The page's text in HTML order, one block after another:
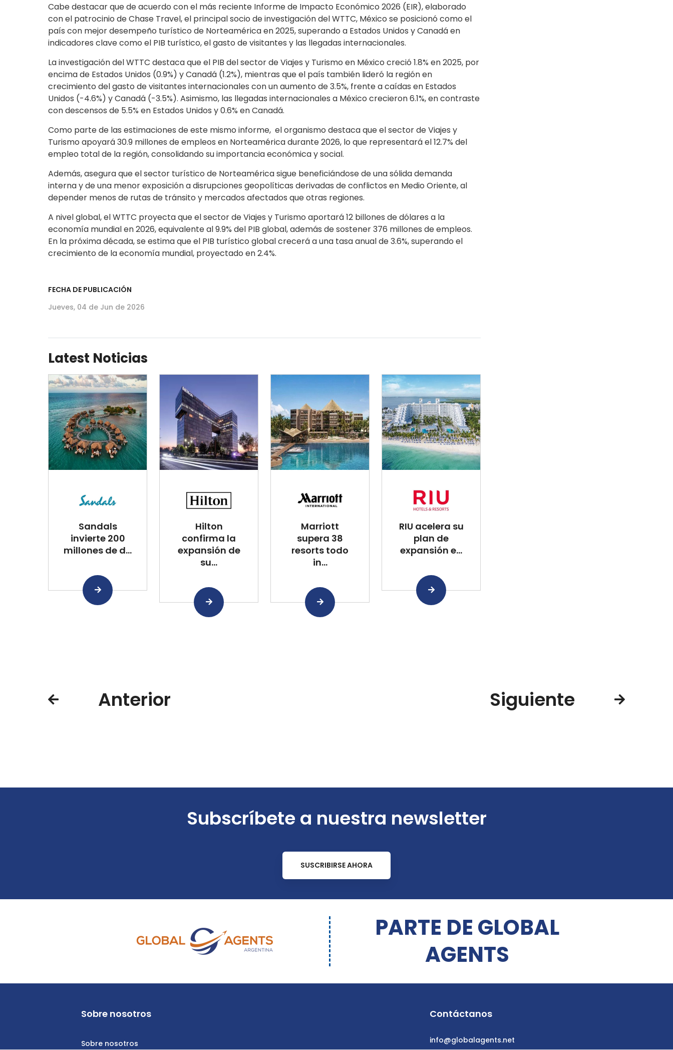
Cabe destacar que de acuerdo con el más reciente Informe de Impacto Económico 2026 (EIR), elaborado
con el patrocinio de Chase Travel, el principal socio de investigación del WTTC, México se posicionó como el
país con mejor desempeño turístico de Norteamérica en 2025, superando a Estados Unidos y Canadá en
indicadores clave como el PIB turístico, el gasto de visitantes y las llegadas internacionales.
La investigación del WTTC destaca que el PIB del sector de Viajes y Turismo en México creció 1.8% en 2025, por
encima de Estados Unidos (0.9%) y Canadá (1.2%), mientras que el país también lideró la región en
crecimiento del gasto de visitantes internacionales con un aumento de 3.5%, frente a caídas en Estados
Unidos (-4.6%) y Canadá (-3.5%). Asimismo, las llegadas internacionales a México crecieron 6.1%, en contraste
con descensos de 5.5% en Estados Unidos y 0.6% en Canadá.
Como parte de las estimaciones de este mismo informe, el organismo destaca que el sector de Viajes y
Turismo apoyará 30.9 millones de empleos en Norteamérica durante 2026, lo que representará el 12.7% del
empleo total de la región, consolidando su importancia económica y social.
Además, asegura que el sector turístico de Norteamérica sigue beneficiándose de una sólida demanda
interna y de una menor exposición a disrupciones geopolíticas derivadas de conflictos en Medio Oriente, al
depender menos de rutas de tránsito y mercados afectados que otras regiones.
A nivel global, el WTTC proyecta que el sector de Viajes y Turismo aportará 12 billones de dólares a la
economía mundial en 2026, equivalente al 9.9% del PIB global, además de sostener 376 millones de empleos.
En la próxima década, se estima que el PIB turístico global crecerá a una tasa anual de 3.6%, superando el
crecimiento de la economía mundial, proyectado en 2.4%.
FECHA DE PUBLICACIÓN
Jueves, 04 de Jun de 2026
Latest Noticias
Sandals
invierte 200
millones de d...
Hilton
confirma la
expansión de
su...
Marriott
supera 38
resorts todo
in...
RIU acelera su
plan de
expansión e...
Anterior Siguiente
Subscríbete a nuestra newsletter
SUSCRIBIRSE AHORA
PARTE DE GLOBAL
AGENTS
Sobre nosotros
Sobre nosotros
Contáctanos
info@globalagents.net